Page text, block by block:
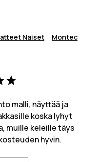
Naiset Montec
malli, näyttää ja
koska lyhyt
muille keleille täys
hyvin.